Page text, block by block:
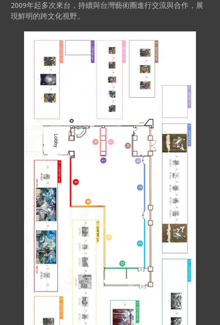
2009年起多次來台，持續與台灣藝術圈進行交流與合作，展
現鮮明的跨文化視野。